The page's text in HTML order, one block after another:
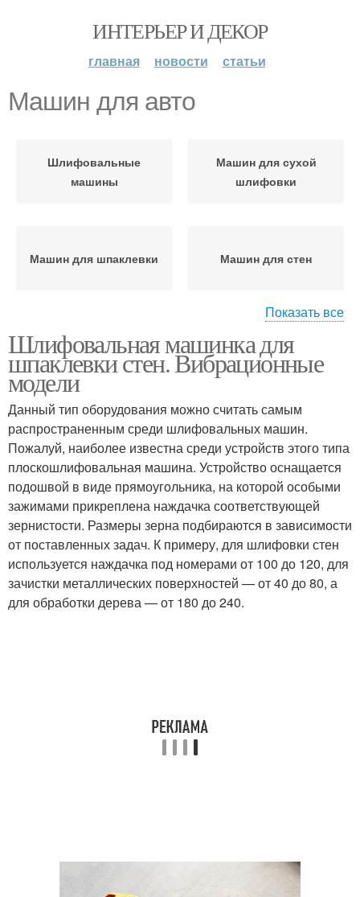
ИНТЕРЬЕР И ДЕКОР
главная новости статьи
Машин для авто
Шлифовальные
машины
Машин для сухой
шлифовки
Машин для шпаклевки Машин для стен
Шлифовальная машина Машина для стен
Показать все
Шлифовальная машинка для
шпаклевки стен. Вибрационные
модели
Данный тип оборудования можно считать самым
распространенным среди шлифовальных машин.
Пожалуй, наиболее известна среди устройств этого типа
плоскошлифовальная машина. Устройство оснащается
подошвой в виде прямоугольника, на которой особыми
зажимами прикреплена наждачка соответствующей
зернистости. Размеры зерна подбираются в зависимости
от поставленных задач. К примеру, для шлифовки стен
используется наждачка под номерами от 100 до 120, для
зачистки металлических поверхностей — от 40 до 80, а
для обработки дерева — от 180 до 240.